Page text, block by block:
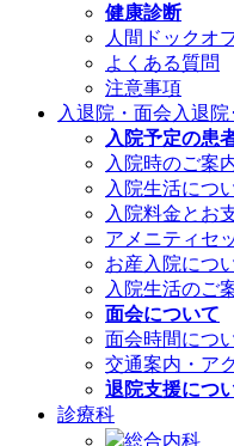
健康診断
人間ドックオ
よくある質問
注意事項
入退院・面会 入退院
入院予定の患
入院時のご案
入院生活につ
入院料金とお
アメニティセ
お産入院につ
入院生活のご
面会について
面会時間につ
交通案内・ア
退院支援につ
診療科
総合内科